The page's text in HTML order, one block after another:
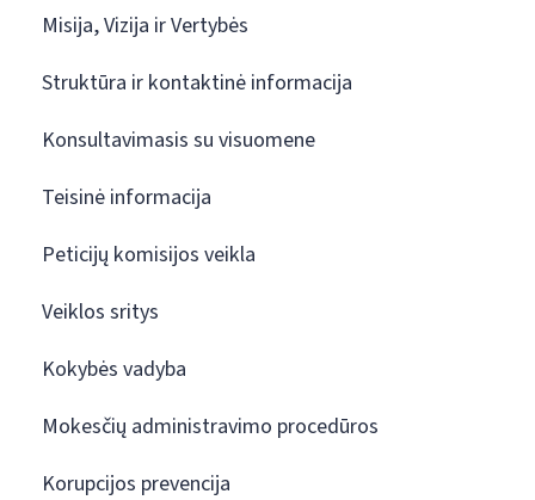
Misija, Vizija ir Vertybės
Struktūra ir kontaktinė informacija
Konsultavimasis su visuomene
Teisinė informacija
Peticijų komisijos veikla
Veiklos sritys
Kokybės vadyba
Mokesčių administravimo procedūros
Korupcijos prevencija